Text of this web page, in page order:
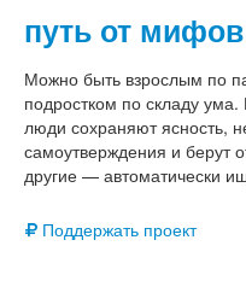
путь от
Можно быть взрослым по
подростком по складу
люди сохраняют ясность,
самоутверждения и берут
другие — автоматически
Поддержать проект